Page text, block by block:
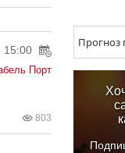
15:00
Порт
803
Прогноз